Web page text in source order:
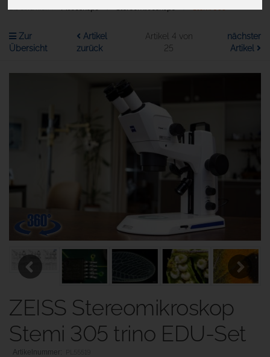
Zur
Übersicht
Artikel
zurück
Artikel 4 von
25
nächster
Artikel
Next
ZEISS Stereomikroskop
Stemi 305 trino EDU-Set